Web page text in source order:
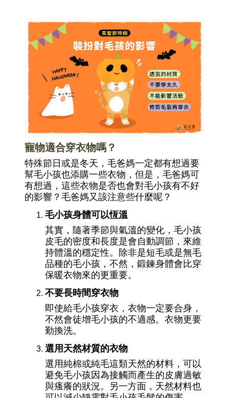
寵物適合穿衣物嗎？
特殊節日或是冬天，毛爸媽一定都有想過要
幫毛小孩也添購一些衣物，但是，毛爸媽可
有想過，這些衣物是否也會對毛小孩有不好
的影響？毛爸媽又該注意些什麼呢？
毛小孩身體可以恆溫
其實，隨著季節與氣溫的變化，毛小孩
皮毛的密度和長度是會自動調節，來維
持體溫的穩定性。除非是短毛或是無毛
品種的毛小孩，不然，鍛鍊身體會比穿
保暖衣物來的更重要。
不要長時間穿衣物
即使給毛小孩穿衣，衣物一定要合身，
不然會徒增毛小孩的不適感。衣物更要
勤換洗。
選用天然材質的衣物
選用純棉或純毛這類天然的材料，可以
避免毛小孩因為接觸而產生的皮膚過敏
與瘙癢的狀況。另一方面，天然材料也